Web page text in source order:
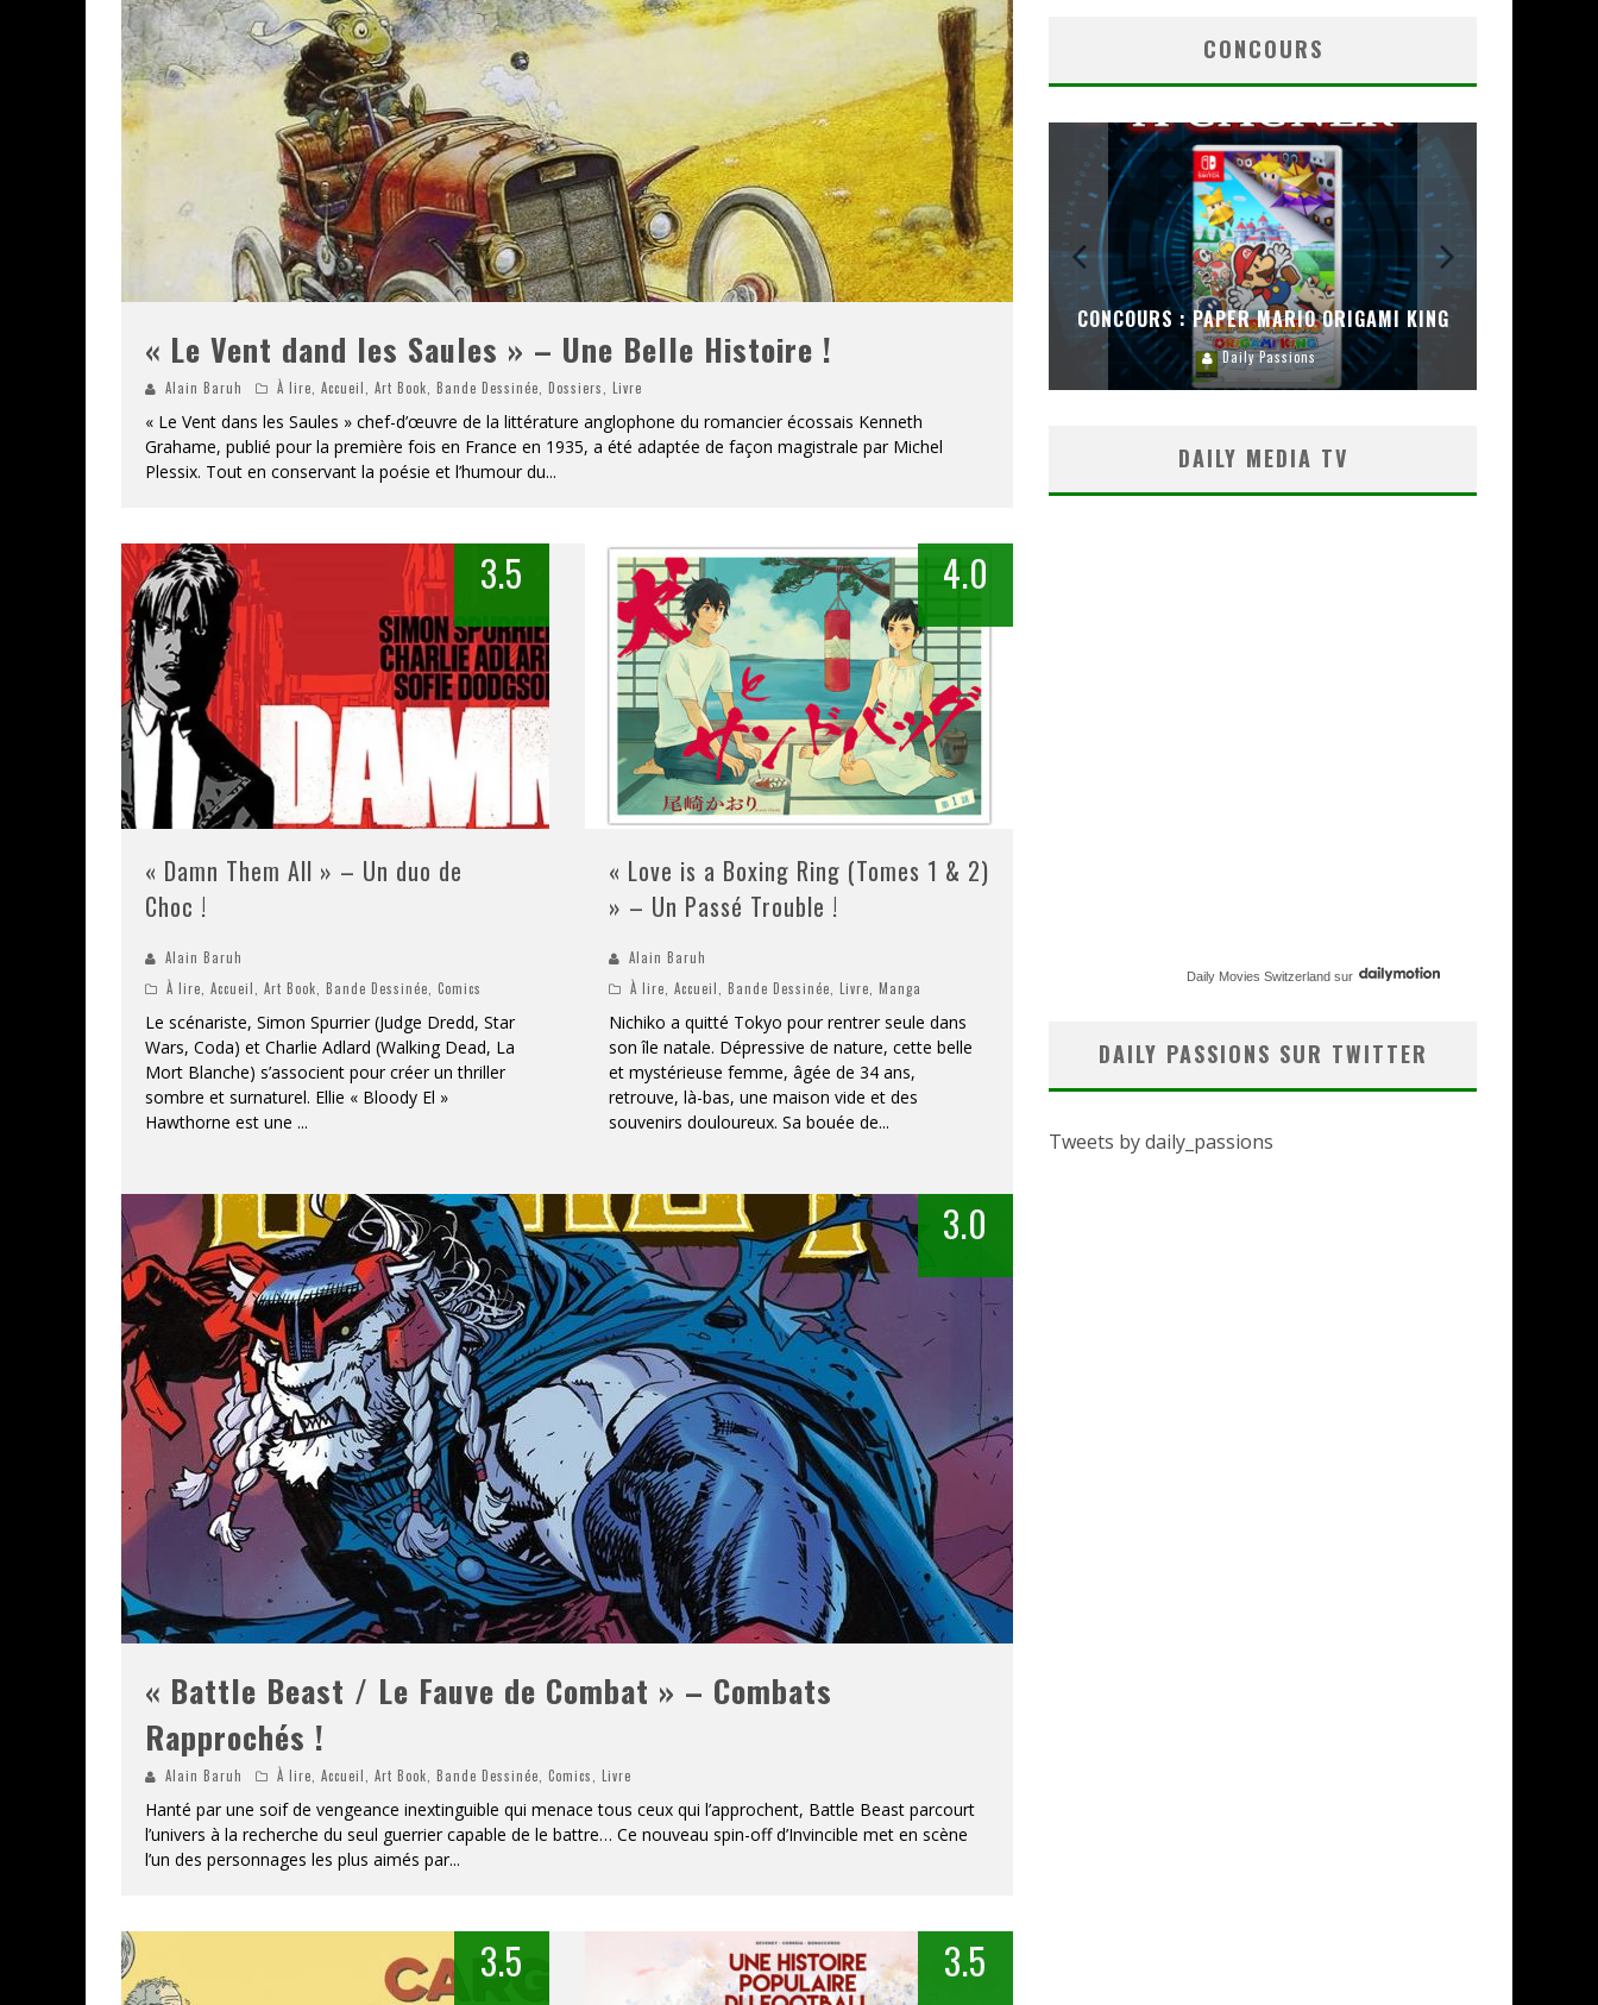
« Le Vent dand les Saules » – Une Belle Histoire !
Alain Baruh À lire Accueil Art Book Bande Dessinée Dossiers Livre
« Le Vent dans les Saules » chef-d’œuvre de la littérature anglophone du romancier écossais Kenneth
Grahame, publié pour la première fois en France en 1935, a été adaptée de façon magistrale par Michel
Plessix. Tout en conservant la poésie et l’humour du...
3.5
« Damn Them All » – Un duo de
Choc !
Alain Baruh
À lire Accueil Art Book Bande Dessinée Comics
Le scénariste, Simon Spurrier (Judge Dredd, Star
Wars, Coda) et Charlie Adlard (Walking Dead, La
Mort Blanche) s’associent pour créer un thriller
sombre et surnaturel. Ellie « Bloody El »
Hawthorne est une ...
4.0
« Love is a Boxing Ring (Tomes 1 & 2)
» – Un Passé Trouble !
Alain Baruh
À lire Accueil Bande Dessinée Livre Manga
Nichiko a quitté Tokyo pour rentrer seule dans
son île natale. Dépressive de nature, cette belle
et mystérieuse femme, âgée de 34 ans,
retrouve, là-bas, une maison vide et des
souvenirs douloureux. Sa bouée de...
3.0
« Battle Beast / Le Fauve de Combat » – Combats
Rapprochés !
Alain Baruh À lire Accueil Art Book Bande Dessinée Comics Livre
Hanté par une soif de vengeance inextinguible qui menace tous ceux qui l’approchent, Battle Beast parcourt
l’univers à la recherche du seul guerrier capable de le battre… Ce nouveau spin-off d’Invincible met en scène
l’un des personnages les plus aimés par...
3.5 3.5
CONCOURS
CONCOURS : CALENDRIER DE L’AVENT – UNE
COPIE DU JEU « GRID, ULTIMATE EDITION »
Daily Passions
CONCOURS : PAPER MARIO ORIGAMI KING
Daily Passions
DAILY MEDIA TV
Daily Movies Switzerland sur
DAILY PASSIONS SUR TWITTER
Tweets by daily_passions